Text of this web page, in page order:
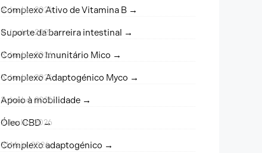
Complexo Ativo de Vitamina B →
4 Junho, 2026
Suporte da barreira intestinal →
4 Junho, 2026
Complexo Imunitário Mico →
3 Junho, 2026
Complexo Adaptogénico Myco →
3 Junho, 2026
Apoio à mobilidade →
3 Junho, 2026
Óleo CBD →
2 Junho, 2026
Complexo adaptogénico →
31 Maio, 2026